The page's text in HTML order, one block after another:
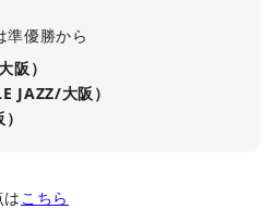
優勝から
阪）
JAZZ/大阪）
こちら